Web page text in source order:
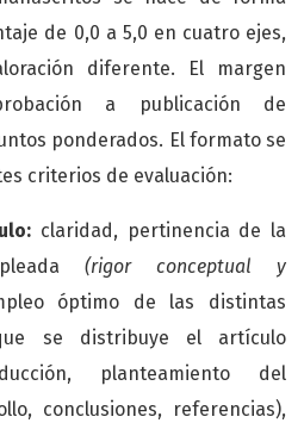
de 0,0 a 5,0 en cuatro ejes,
diferente. El margen
a publicación de
ponderados. El formato se
criterios de evaluación:
claridad, pertinencia de la
(rigor conceptual y
óptimo de las distintas
se distribuye el artículo
planteamiento del
conclusiones, referencias),